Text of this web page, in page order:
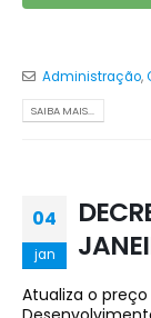
Administração,
SAIBA MAIS...
04
jan
Atualiza o preço